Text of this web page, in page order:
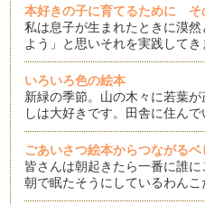
本好きの子に育てるために そ
私は息子が生まれたときに漠
よう」と思いそれを実践して
いろいろ色の絵本
新緑の季節。山の木々に若葉
しは大好きです。田舎に住ん
ごあいさつ絵本からつながる
皆さんは朝起きたら一番に誰
朝で眠たそうにしているわん